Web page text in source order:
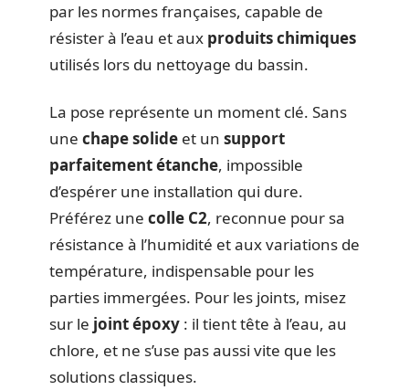
par les normes françaises, capable de
résister à l’eau et aux produits chimiques
utilisés lors du nettoyage du bassin.
La pose représente un moment clé. Sans
une chape solide et un support
parfaitement étanche, impossible
d’espérer une installation qui dure.
Préférez une colle C2, reconnue pour sa
résistance à l’humidité et aux variations de
température, indispensable pour les
parties immergées. Pour les joints, misez
sur le joint époxy : il tient tête à l’eau, au
chlore, et ne s’use pas aussi vite que les
solutions classiques.